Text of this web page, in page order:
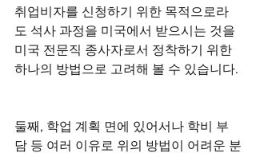
취업비자를 신청하기 위한 목적으로라
도 석사 과정을 미국에서 받으시는 것을
미국 전문직 종사자로서 정착하기 위한
하나의 방법으로 고려해 볼 수 있습니다.
둘째, 학업 계획 면에 있어서나 학비 부
담 등 여러 이유로 위의 방법이 어려운 분